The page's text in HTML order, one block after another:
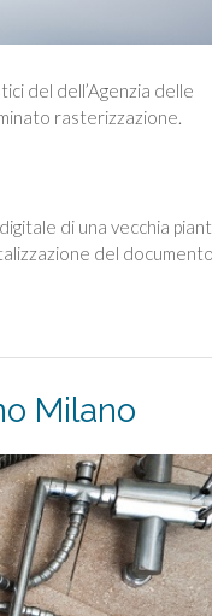
del dell’Agenzia delle
rasterizzazione.
di una vecchia
del
Milano